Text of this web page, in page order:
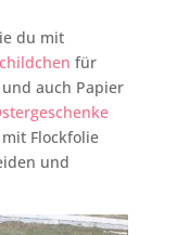
du mit
für
auch Papier
Flockfolie
und